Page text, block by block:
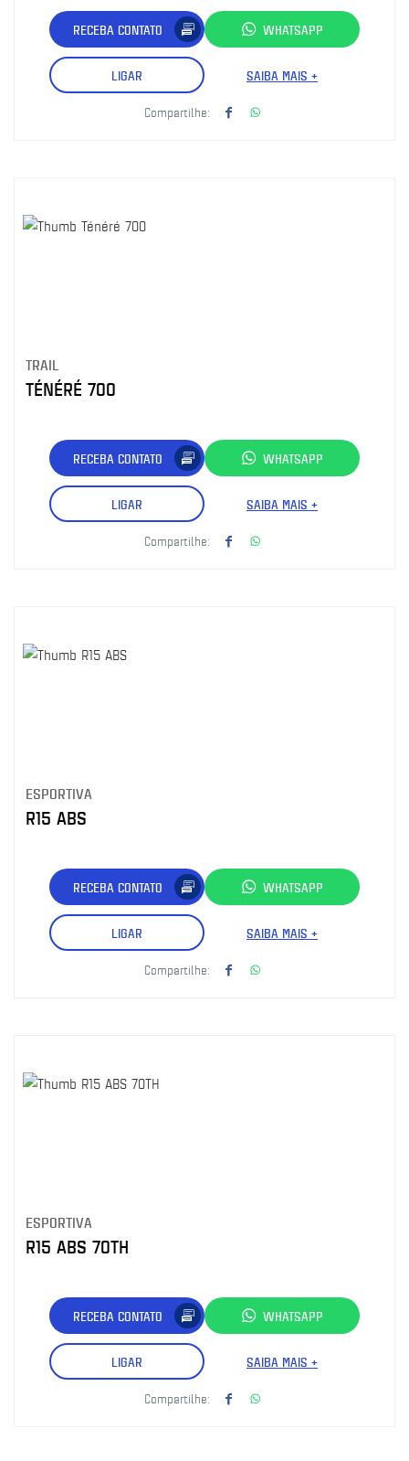
RECEBA CONTATO WHATSAPP
LIGAR SAIBA MAIS +
Compartilhe:
TRAIL
TÉNÉRÉ 700
RECEBA CONTATO WHATSAPP
LIGAR SAIBA MAIS +
Compartilhe:
ESPORTIVA
R15 ABS
RECEBA CONTATO WHATSAPP
LIGAR SAIBA MAIS +
Compartilhe:
ESPORTIVA
R15 ABS 70TH
RECEBA CONTATO WHATSAPP
LIGAR SAIBA MAIS +
Compartilhe: